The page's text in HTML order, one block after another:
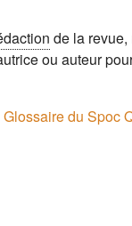
de la revue,
ou auteur
Glossaire du Spoc